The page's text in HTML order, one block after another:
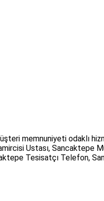
memnuniyeti odaklı
Ustası,
Tesisatçı Telefon,